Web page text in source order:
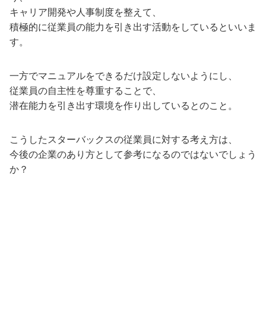
キャリア開発や人事制度を整えて、
積極的に従業員の能力を引き出す活動をしているといいま
す。
一方でマニュアルをできるだけ設定しないようにし、
従業員の自主性を尊重することで、
潜在能力を引き出す環境を作り出しているとのこと。
こうしたスターバックスの従業員に対する考え方は、
今後の企業のあり方として参考になるのではないでしょう
か？